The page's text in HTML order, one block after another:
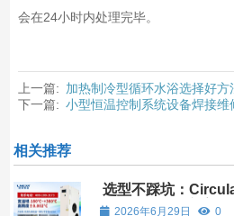
会在24小时内处理完毕。
上一篇: 加热制冷型循环水浴选择好方
下一篇: 小型恒温控制系统设备焊接维
相关推荐
选型不踩坑：
估与无锡冠亚方案解
2026年6月29日
0